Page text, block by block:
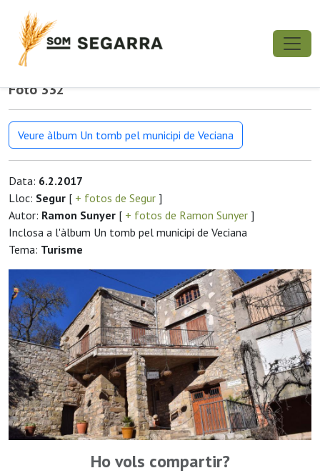
Foto 332
Veure àlbum Un tomb pel municipi de Veciana
Data: 6.2.2017
Lloc: Segur [ + fotos de Segur ]
Autor: Ramon Sunyer [ + fotos de Ramon Sunyer ]
Inclosa a l'àlbum Un tomb pel municipi de Veciana
Tema: Turisme
Ho vols compartir?